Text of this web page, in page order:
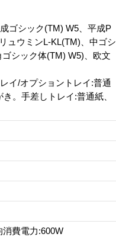
ゴシック(TM) W5、平成P
ュウミンL-KL(TM)、中ゴシ
シック体(TM) W5)、欧文
イ/オプショントレイ:普通
。手差しトレイ:普通紙、
費電力:600W